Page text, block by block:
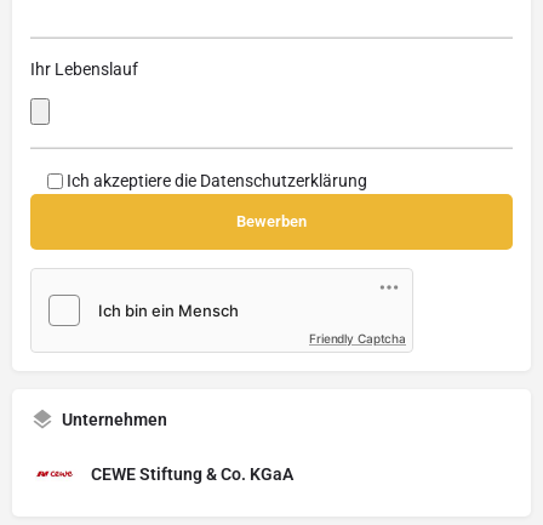
Ihr Lebenslauf
Ich akzeptiere die Datenschutzerklärung
Friendly Captcha
Unternehmen
CEWE Stiftung & Co. KGaA